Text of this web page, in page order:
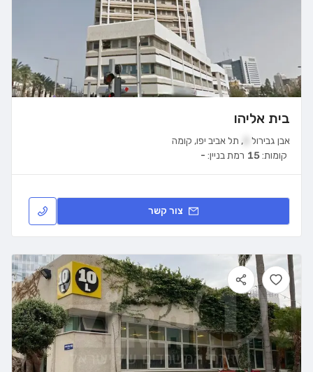
בית אליהו
אבן גבירול , תל אביב יפו, קומה
רמת בניין: - קומות:15
צור קשר